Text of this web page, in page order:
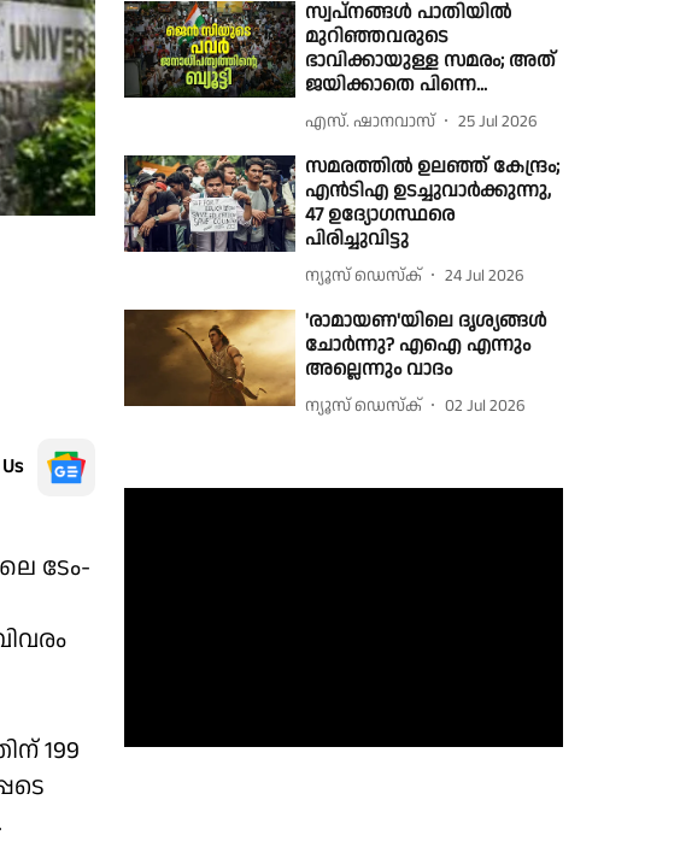
ടേം-
199
സ്വപ്നങ്ങൾ പാതിയിൽ
മുറിഞ്ഞവരുടെ
ഭാവിക്കായുള്ള സമരം; അത്
ജയിക്കാതെ പിന്നെ...
എസ്. ഷാനവാസ് 25 Jul 2026
സമരത്തില്‍ ഉലഞ്ഞ് കേന്ദ്രം;
എൻടിഎ ഉടച്ചുവാര്‍ക്കുന്നു,
47 ഉദ്യോഗസ്ഥരെ
പിരിച്ചുവിട്ടു
ന്യൂസ് ഡെസ്ക് 24 Jul 2026
'രാമായണ'യിലെ ദൃശ്യങ്ങൾ
ചോർന്നു? എഐ എന്നും
അല്ലെന്നും വാദം
ന്യൂസ് ഡെസ്ക് 02 Jul 2026